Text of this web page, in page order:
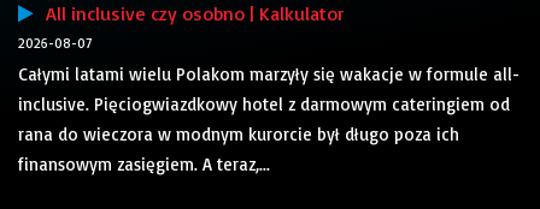
All inclusive czy osobno | Kalkulator
2026-08-07
Całymi latami wielu Polakom marzyły się wakacje w formule all-
inclusive. Pięciogwiazdkowy hotel z darmowym cateringiem od
rana do wieczora w modnym kurorcie był długo poza ich
finansowym zasięgiem. A teraz,...